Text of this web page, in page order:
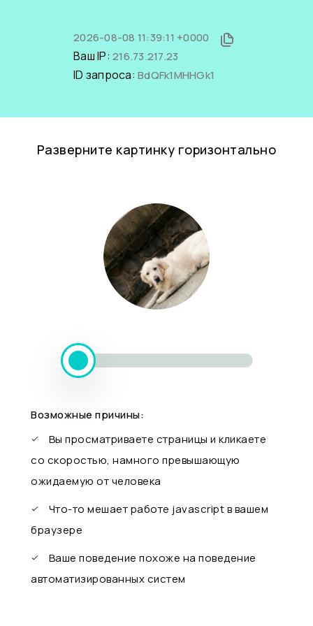
2026-08-08 11:39:11 +0000
Ваш IP: 216.73.217.23
ID запроса: BdQFk1MHHGk1
Разверните картинку горизонтально
Возможные причины:
Вы просматриваете страницы и кликаете
со скоростью, намного превышающую
ожидаемую от человека
Что-то мешает работе javascript в вашем
браузере
Ваше поведение похоже на поведение
автоматизированных систем